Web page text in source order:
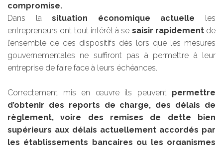
compromise.
Dans lasituation économique actuelle les
entrepreneurs ont tout intérêt à se saisir rapidement de
l’ensemble de ces dispositifs dès lors que les mesures
gouvernementales ne suffiront pas à permettre à leur
entreprise de faire face à leurs échéances.
Correctement mis en œuvre ils peuventpermettre
d’obtenir des reports de charge, des délais de
règlement, voire des remises de dette bien
supérieurs aux délais actuellement accordés par
les établissements bancaires ou les organismes